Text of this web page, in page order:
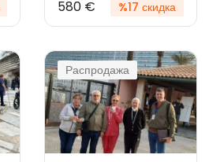
580 € %17 скидка
Распродажа